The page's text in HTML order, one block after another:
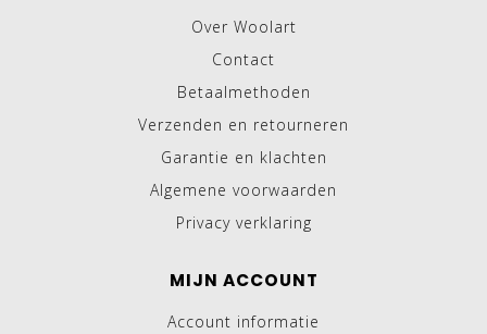
Over Woolart
Contact
Betaalmethoden
Verzenden en retourneren
Garantie en klachten
Algemene voorwaarden
Privacy verklaring
MIJN ACCOUNT
Account informatie